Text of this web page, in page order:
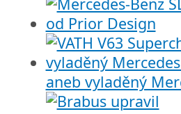
aneb vyladěný